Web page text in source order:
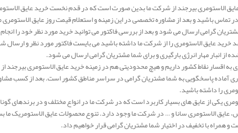
الاستومری بیرجند از شرکت ما بدین صورت است که در قدم نخست خرید عایق
تماس باشید و بعد از مشاوره تخصصی در این زمینه و استعلام قیمت روز عایق
گرامی ارسال می شود و بعد از بررسی فاکتور می توانید خرید مورد نظر خود را
خرید عایق الاستومری را از شرکت ما داشته باشید می بایست فاکتور مورد نظر و ارسال
از انبار مهار انرژی بارگیری و برای شما مشتریان گرامی ارسال می شود.
به اقسار نقاط کشور داریم و هیچ محدودیتی هم در زمینه خرید عایق الاستومری
آماده پاسخگویی به شما مشتریان گرامی در سراسر مناطق کشور است. بعد از کسب
را داشته باشید.
یکی از عایق های بسیار کاربرد است که در شرکت ما در انواع مختلف و در برندهای
عایق الاستومری سانا و … در شرکت ما وجود دارد. تنوع محصولات عایق الاستومریک ما
و همراه با تخفیف در اختیار شما مشتریان گرامی قرار خواهیم داد.